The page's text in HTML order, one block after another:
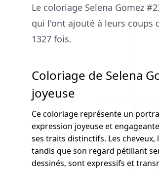
Le coloriage Selena Gomez
qui l'ont ajouté à leurs coups
1327 fois.
Coloriage de Selena
joyeuse
Ce coloriage représente un
expression joyeuse et
ses traits distinctifs. Les
tandis que son regard pétillant
dessinés, sont expressifs et